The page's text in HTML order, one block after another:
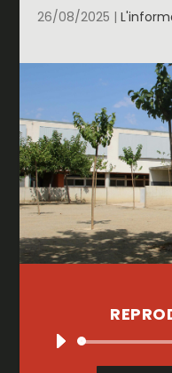
26/08/2025 |